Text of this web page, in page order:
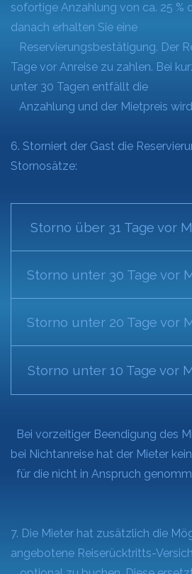
sofortige Anzahlung von ca. 25 %
danach erhalten Sie eine
Reservierungsbestätigung. Der
Tage vor Anreise zu zahlen. Bei
unter 30 Tagen entfällt die
Anzahlung und der Mietpreis
6. Storniert der Gast die
Stornosätze:
Storno über 31 Tage vor
Storno unter 30 Tage vor
Storno unter 20 Tage vor
Storno unter 10 Tage vor
Bei vorzeitiger Beendigung des
bei Nichtanreise hat der Mieter
für die nicht in Anspruch
7. Die Mieter hat zusätzlich die
angebotene Reiserücktritts-